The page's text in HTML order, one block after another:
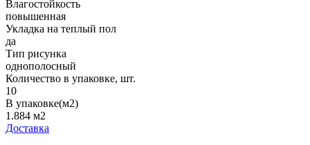
Влагостойкость
повышенная
Укладка на теплый пол
да
Тип рисунка
однополосный
Количество в упаковке, шт.
10
В упаковке(м2)
1.884 м2
Доставка